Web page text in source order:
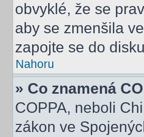
obvyklé, že se
aby se zmenšila
zapojte se do
Nahoru
» Co znamená
COPPA, neboli
zákon ve